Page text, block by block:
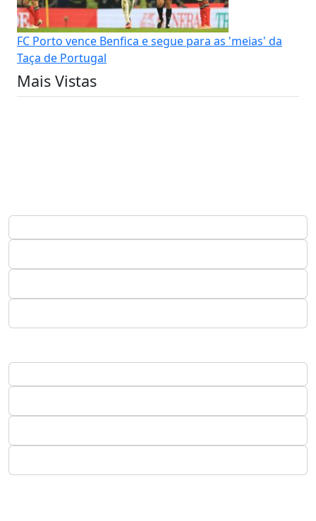
FC Porto vence Benfica e segue para as 'meias' da
Taça de Portugal
Mais Vistas